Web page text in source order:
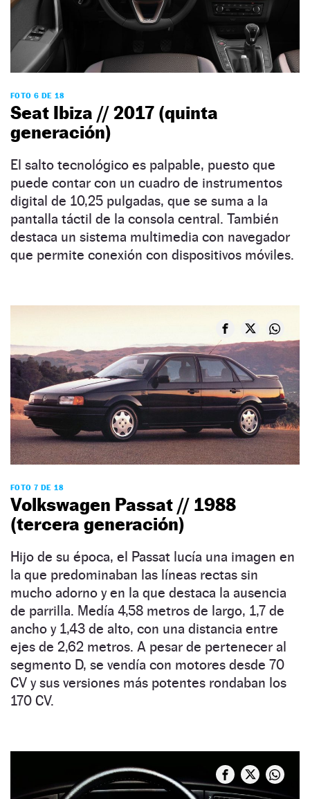
FOTO 6 DE 18
Seat Ibiza // 2017 (quinta
generación)
El salto tecnológico es palpable, puesto que
puede contar con un cuadro de instrumentos
digital de 10,25 pulgadas, que se suma a la
pantalla táctil de la consola central. También
destaca un sistema multimedia con navegador
que permite conexión con dispositivos móviles.
FOTO 7 DE 18
Volkswagen Passat // 1988
(tercera generación)
Hijo de su época, el Passat lucía una imagen en
la que predominaban las líneas rectas sin
mucho adorno y en la que destaca la ausencia
de parrilla. Medía 4,58 metros de largo, 1,7 de
ancho y 1,43 de alto, con una distancia entre
ejes de 2,62 metros. A pesar de pertenecer al
segmento D, se vendía con motores desde 70
CV y sus versiones más potentes rondaban los
170 CV.